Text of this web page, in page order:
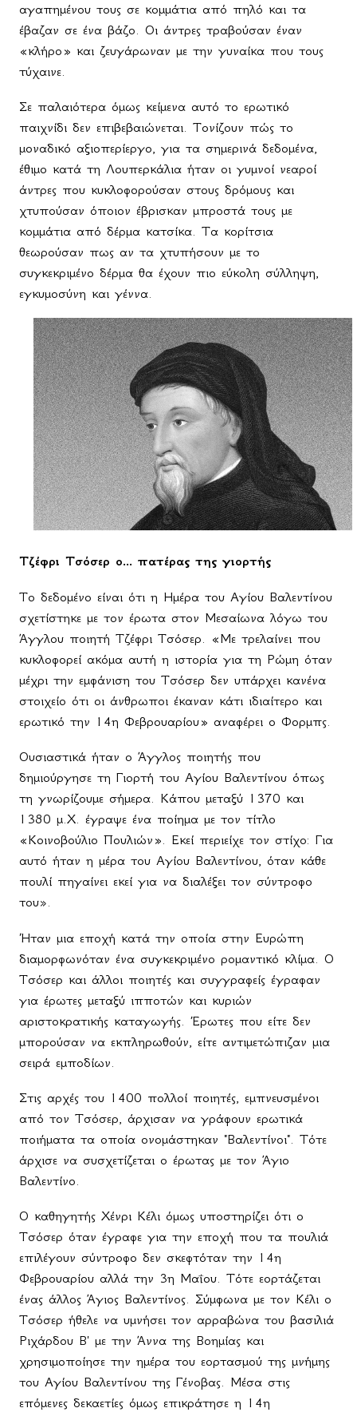
αγαπημένου τους σε κομμάτια από πηλό και τα
έβαζαν σε ένα βάζο. Οι άντρες τραβούσαν έναν
«κλήρο» και ζευγάρωναν με την γυναίκα που τους
τύχαινε.
Σε παλαιότερα όμως κείμενα αυτό το ερωτικό
παιχνίδι δεν επιβεβαιώνεται. Τονίζουν πώς το
μοναδικό αξιοπερίεργο, για τα σημερινά δεδομένα,
έθιμο κατά τη Λουπερκάλια ήταν οι γυμνοί νεαροί
άντρες που κυκλοφορούσαν στους δρόμους και
χτυπούσαν όποιον έβρισκαν μπροστά τους με
κομμάτια από δέρμα κατσίκα. Τα κορίτσια
θεωρούσαν πως αν τα χτυπήσουν με το
συγκεκριμένο δέρμα θα έχουν πιο εύκολη σύλληψη,
εγκυμοσύνη και γέννα.
Τζέφρι Τσόσερ ο... πατέρας της γιορτής
Το δεδομένο είναι ότι η Ημέρα του Αγίου Βαλεντίνου
σχετίστηκε με τον έρωτα στον Μεσαίωνα λόγω του
Άγγλου ποιητή Τζέφρι Τσόσερ. «Με τρελαίνει που
κυκλοφορεί ακόμα αυτή η ιστορία για τη Ρώμη όταν
μέχρι την εμφάνιση του Τσόσερ δεν υπάρχει κανένα
στοιχείο ότι οι άνθρωποι έκαναν κάτι ιδιαίτερο και
ερωτικό την 14η Φεβρουαρίου» αναφέρει ο Φορμπς.
Ουσιαστικά ήταν ο Άγγλος ποιητής που
δημιούργησε τη Γιορτή του Αγίου Βαλεντίνου όπως
τη γνωρίζουμε σήμερα. Κάπου μεταξύ 1370 και
1380 μ.Χ. έγραψε ένα ποίημα με τον τίτλο
«Κοινοβούλιο Πουλιών». Εκεί περιείχε τον στίχο: Για
αυτό ήταν η μέρα του Αγίου Βαλεντίνου, όταν κάθε
πουλί πηγαίνει εκεί για να διαλέξει τον σύντροφο
του».
Ήταν μια εποχή κατά την οποία στην Ευρώπη
διαμορφωνόταν ένα συγκεκριμένο ρομαντικό κλίμα. Ο
Τσόσερ και άλλοι ποιητές και συγγραφείς έγραφαν
για έρωτες μεταξύ ιπποτών και κυριών
αριστοκρατικής καταγωγής. Έρωτες που είτε δεν
μπορούσαν να εκπληρωθούν, είτε αντιμετώπιζαν μια
σειρά εμποδίων.
Στις αρχές του 1400 πολλοί ποιητές, εμπνευσμένοι
από τον Τσόσερ, άρχισαν να γράφουν ερωτικά
ποιήματα τα οποία ονομάστηκαν "Βαλεντίνοι". Τότε
άρχισε να συσχετίζεται ο έρωτας με τον Άγιο
Βαλεντίνο.
Ο καθηγητής Χένρι Κέλι όμως υποστηρίζει ότι ο
Τσόσερ όταν έγραφε για την εποχή που τα πουλιά
επιλέγουν σύντροφο δεν σκεφτόταν την 14η
Φεβρουαρίου αλλά την 3η Μαΐου. Τότε εορτάζεται
ένας άλλος Άγιος Βαλεντίνος. Σύμφωνα με τον Κέλι ο
Τσόσερ ήθελε να υμνήσει τον αρραβώνα του βασιλιά
Ριχάρδου Β' με την Άννα της Βοημίας και
χρησιμοποίησε την ημέρα του εορτασμού της μνήμης
του Αγίου Βαλεντίνου της Γένοβας. Μέσα στις
επόμενες δεκαετίες όμως επικράτησε η 14η